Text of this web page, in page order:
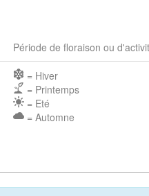
Période de floraison ou
= Hiver
= Printemps
= Eté
= Automne